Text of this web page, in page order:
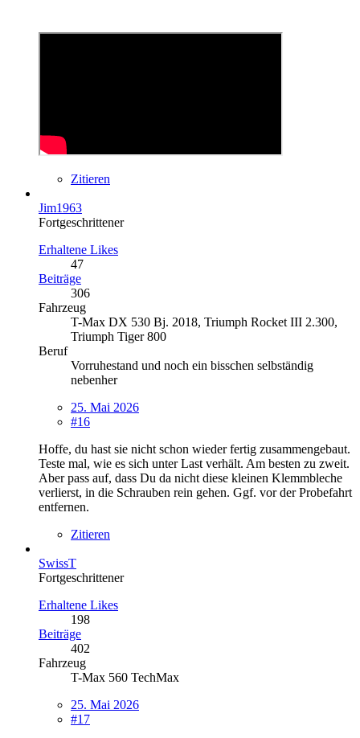
Zitieren
Jim1963
Fortgeschrittener
Erhaltene Likes
47
Beiträge
306
Fahrzeug
T-Max DX 530 Bj. 2018, Triumph Rocket III 2.300,
Triumph Tiger 800
Beruf
Vorruhestand und noch ein bisschen selbständig
nebenher
25. Mai 2026
#16
Hoffe, du hast sie nicht schon wieder fertig zusammengebaut.
Teste mal, wie es sich unter Last verhält. Am besten zu zweit.
Aber pass auf, dass Du da nicht diese kleinen Klemmbleche
verlierst, in die Schrauben rein gehen. Ggf. vor der Probefahrt
entfernen.
Zitieren
SwissT
Fortgeschrittener
Erhaltene Likes
198
Beiträge
402
Fahrzeug
T-Max 560 TechMax
25. Mai 2026
#17